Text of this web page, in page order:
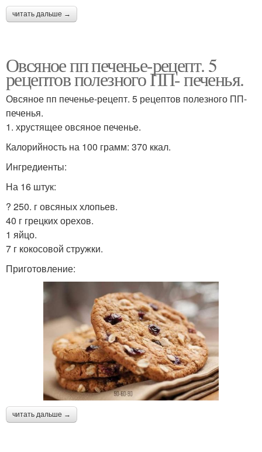
читать дальше →
Овсяное пп печенье-рецепт. 5
рецептов полезного ПП- печенья.
Овсяное пп печенье-рецепт. 5 рецептов полезного ПП-
печенья.
1. хрустящее овсяное печенье.
Калорийность на 100 грамм: 370 ккал.
Ингредиенты:
На 16 штук:
? 250. г овсяных хлопьев.
40 г грецких орехов.
1 яйцо.
7 г кокосовой стружки.
Приготовление:
читать дальше →